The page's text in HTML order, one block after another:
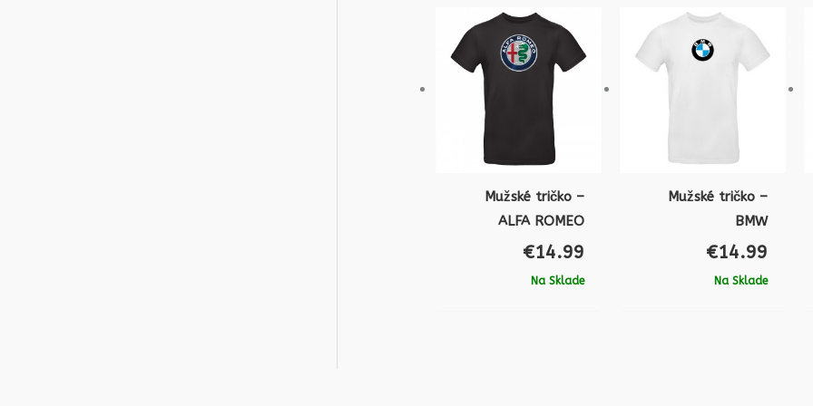
Mužské tričko –
ALFA ROMEO
€14.99
Na Sklade
Mužské tričko –
BMW
€14.99
Na Sklade